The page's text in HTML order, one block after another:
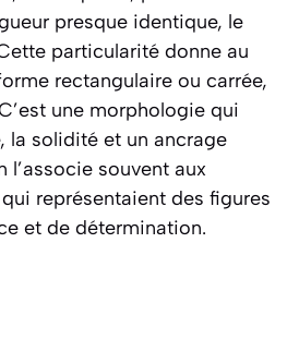
presque identique, le
particularité donne au
rectangulaire ou carrée,
une morphologie qui
la solidité et un ancrage
l’associe souvent aux
représentaient des figures
et de détermination.